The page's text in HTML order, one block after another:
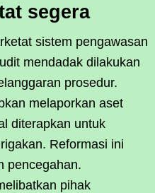
segera
sistem pengawasan
mendadak dilakukan
prosedur.
melaporkan aset
diterapkan untuk
Reformasi ini
pencegahan.
pihak